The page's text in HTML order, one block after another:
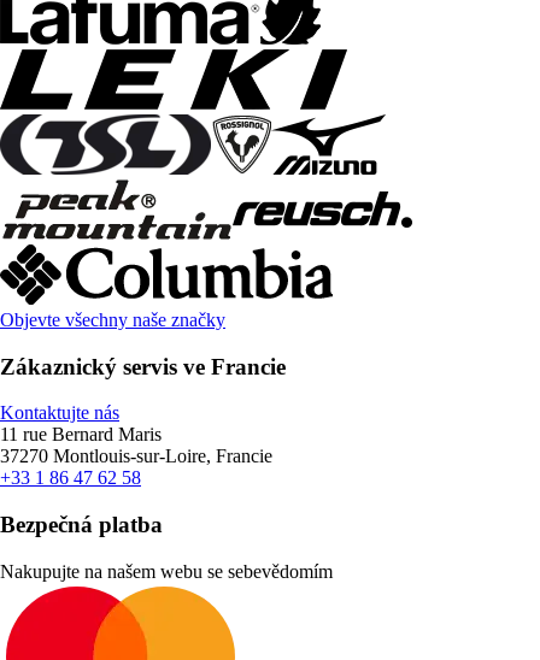
Objevte všechny naše značky
Zákaznický servis ve Francie
Kontaktujte nás
11 rue Bernard Maris
37270 Montlouis-sur-Loire, Francie
+33 1 86 47 62 58
Bezpečná platba
Nakupujte na našem webu se sebevědomím